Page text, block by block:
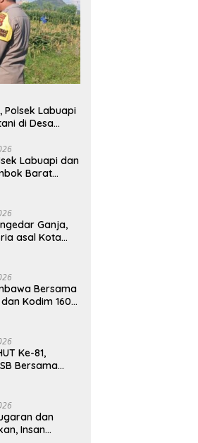
Polsek Labuapi
di Desa
Labuapi dan
Barat
Ganja,
asal Kota
Bersama
dan Kodim 1607
Ke-81,
Bersama
Kehidupan”
dan
Insan